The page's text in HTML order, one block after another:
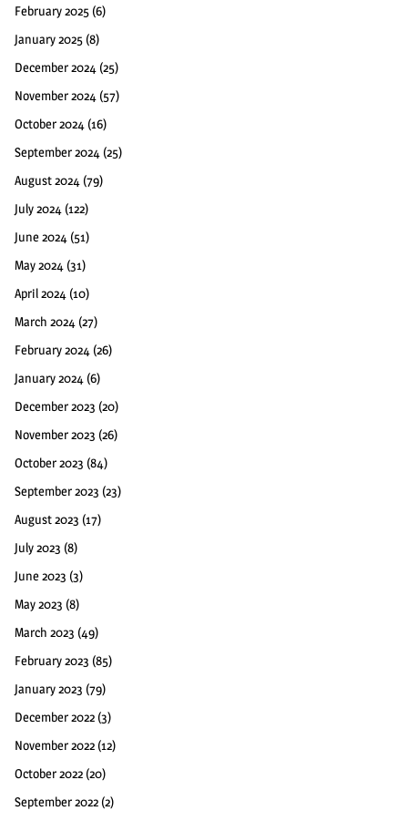
February 2025 (6)
January 2025 (8)
December 2024 (25)
November 2024 (57)
October 2024 (16)
September 2024 (25)
August 2024 (79)
July 2024 (122)
June 2024 (51)
May 2024 (31)
April 2024 (10)
March 2024 (27)
February 2024 (26)
January 2024 (6)
December 2023 (20)
November 2023 (26)
October 2023 (84)
September 2023 (23)
August 2023 (17)
July 2023 (8)
June 2023 (3)
May 2023 (8)
March 2023 (49)
February 2023 (85)
January 2023 (79)
December 2022 (3)
November 2022 (12)
October 2022 (20)
September 2022 (2)